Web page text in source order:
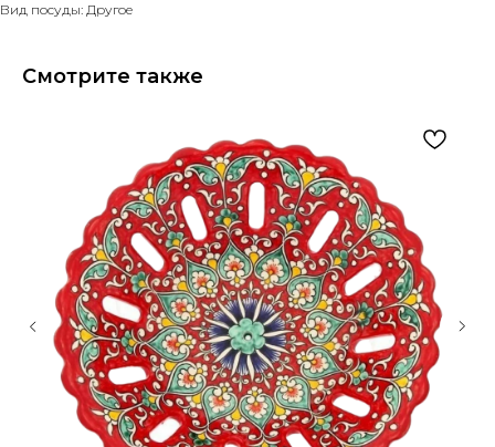
Вид посуды: Другое
Смотрите также